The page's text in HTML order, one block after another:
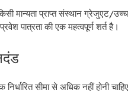
मान्यता प्राप्त संस्थान ग्रेजुएट/उच्च
पात्रता की एक महत्वपूर्ण शर्त है।
सीमा से अधिक नहीं होनी